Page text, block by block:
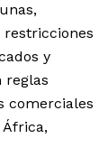
restricciones
y
reglas
comerciales